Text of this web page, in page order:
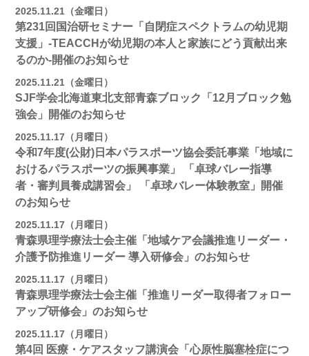
2025.11.21（金曜日）
第231回国治研セミナー「自閉症スペクトラムの幼児期
支援」-TEACCHが幼児期の本人と家族にどう貢献出来
るのか-開催のお知らせ
2025.11.21（金曜日）
SJF学会北海道東北支部青森ブロック「12月ブロック勉
強会」開催のお知らせ
2025.11.17（月曜日）
令和7年度(公財)日本パラスポーツ協会委託事業「地域に
おけるパラスポーツの振興事業」 「卓球バレー指導
者・審判員養成講習会」 「卓球バレー体験教室」開催
のお知らせ
2025.11.17（月曜日）
青森県理学療法士会主催「地域ケア会議推進リーダー・
介護予防推進リーダー 導入研修会」のお知らせ
2025.11.17（月曜日）
青森県理学療法士会主催「推進リーダー取得者フォロー
アップ研修会」のお知らせ
2025.11.17（月曜日）
第4回 医療・ケアスタッフ講演会「心原性脳塞栓症につ